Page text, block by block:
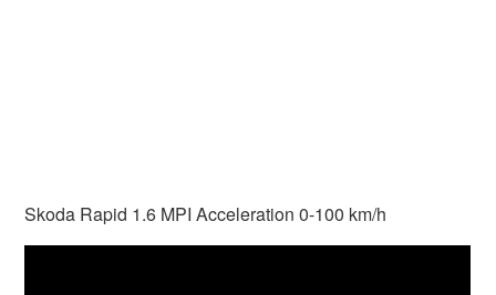
Skoda Rapid 1.6 MPI Acceleration 0-100 km/h